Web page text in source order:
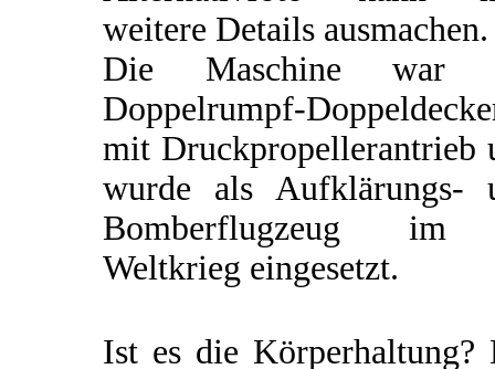
weitere Details ausmachen.
Die Maschine war
Doppelrumpf-
mit Druckpropellerantrieb
wurde als Aufklärungs-
Bomberflugzeug
Weltkrieg eingesetzt.
Ist es die Körperhaltung?